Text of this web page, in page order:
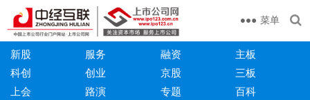
菜单
新股 服务 融资
主板
科创
创业 京股
三板
上会
路演 专题 百科